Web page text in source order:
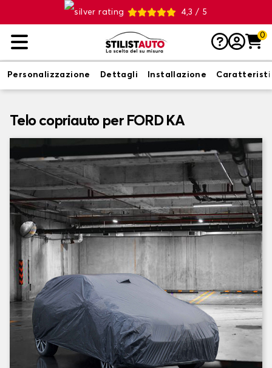
4,3 / 5
0
Personalizzazione Dettagli Installazione
Telo copriauto per FORD KA